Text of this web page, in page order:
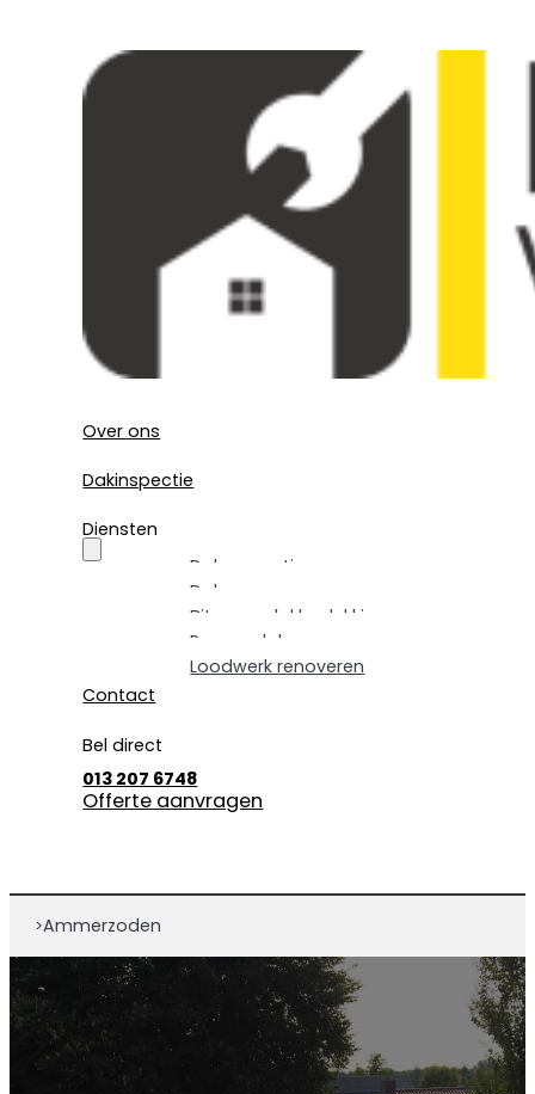
Over ons
Dakinspectie
Diensten
Dakrenovatie
Dakpannen vervangen
Bitumen dakbedekking
Pannendak renoveren
Loodwerk renoveren
Contact
Bel direct
013 207 6748
Offerte aanvragen
>Ammerzoden